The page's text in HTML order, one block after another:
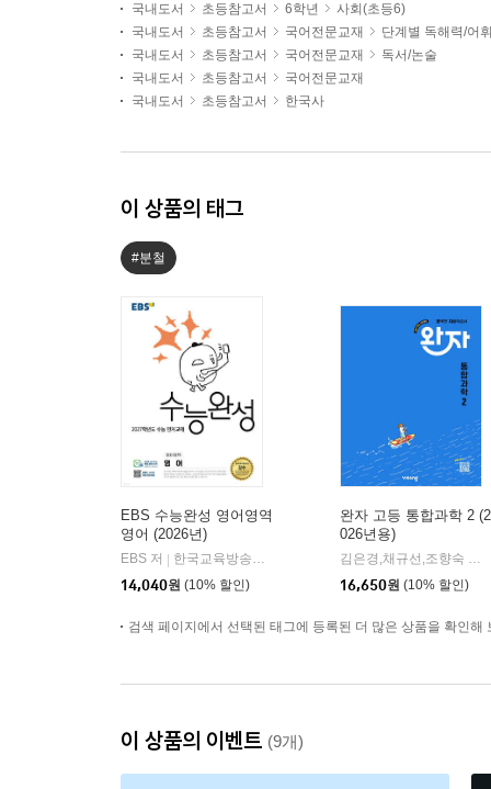
국내도서
초등참고서 6학년
사회(초등6)
국내도서
초등참고서 국어전문교재
단계별 독해력/어
국내도서
초등참고서 국어전문교재
독서/논술
국내도서
초등참고서
국어전문교재
국내도서
초등참고서 한국사
이 상품의 태그
#분철
EBS 수능완성 영어영역
영어 (2026년)
EBS 저
한국교육방송공사
14,040원 (10% 할인)
완자 고등 통합과학 2 (2
026년용)
김은경,채규선,조향숙 등저
16,650원 (10% 할인)
검색 페이지에서 선택된 태그에 등록된 더 많은 상품을 확인해
이 상품의 이벤트 (9개)